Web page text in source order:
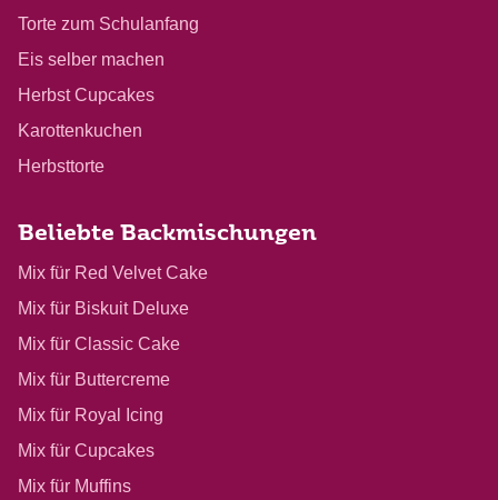
Torte zum Schulanfang
Eis selber machen
Herbst Cupcakes
Karottenkuchen
Herbsttorte
Beliebte Backmischungen
Mix für Red Velvet Cake
Mix für Biskuit Deluxe
Mix für Classic Cake
Mix für Buttercreme
Mix für Royal Icing
Mix für Cupcakes
Mix für Muffins